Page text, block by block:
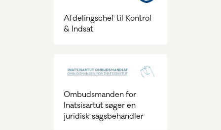
Afdelingschef til Kontrol
& Indsat
Ombudsmanden for
Inatsisartut søger en
juridisk sagsbehandler